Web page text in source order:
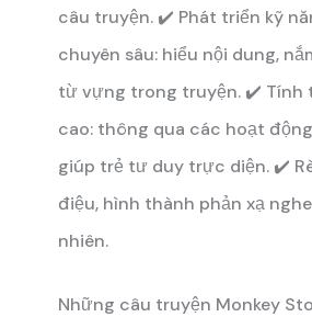
câu truyện. ✔️ Phát triển kỹ
chuyên sâu: hiểu nội dung,
từ vựng trong truyện. ✔️ Tính
cao: thông qua các hoạt
giúp trẻ tư duy trực diện. ✔️
điệu, hình thành phản xạ
nhiên.
Những câu truyện Monkey